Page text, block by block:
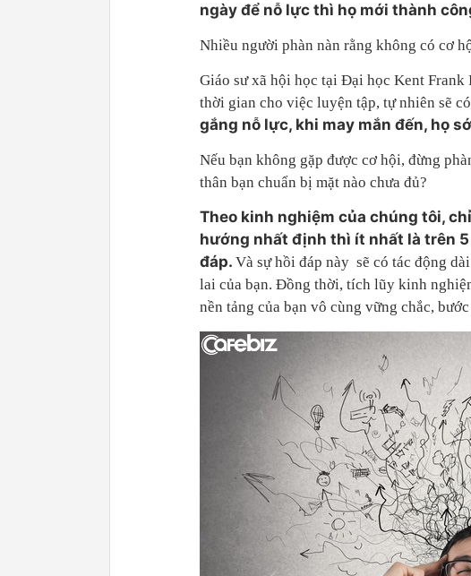
ngày để nỗ lực thì họ mới thành
Nhiều người phàn nàn rằng không có cơ
Giáo sư xã hội học tại Đại học Kent
thời gian cho việc luyện tập, tự nhiên sẽ
gắng nỗ lực, khi may mắn đến, họ
Nếu bạn không gặp được cơ hội, đừng
thân bạn chuẩn bị mặt nào chưa đủ?
Theo kinh nghiệm của chúng tôi,
hướng nhất định thì ít nhất là trên
đáp. Và sự hồi đáp này sẽ có tác động
lai của bạn. Đồng thời, tích lũy kinh
nền tảng của bạn vô cùng vững chắc,